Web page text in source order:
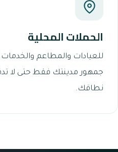
الحملات المحلية
للعيادات والمطاعم
جمهور مدينتك فقط حتى لا
نطاقك.